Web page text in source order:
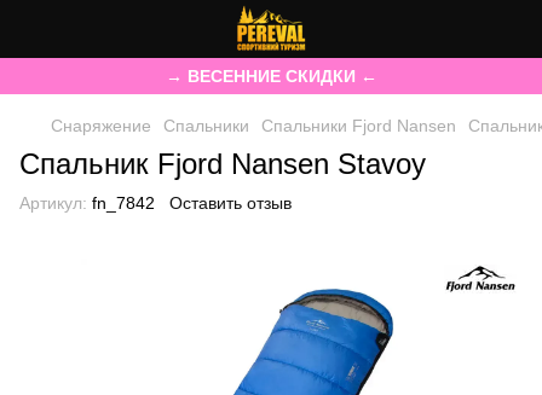
→ ВЕСЕННИЕ СКИДКИ ←
Снаряжение Спальники Спальники Fjord Nansen
Спальник Fjord Nansen Stavoy
Артикул: fn_7842 Оставить отзыв